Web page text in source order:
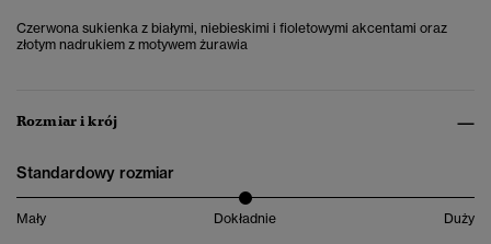
Czerwona sukienka z białymi, niebieskimi i fioletowymi akcentami oraz
złotym nadrukiem z motywem żurawia
Rozmiar i krój
Standardowy rozmiar
Mały Dokładnie Duży